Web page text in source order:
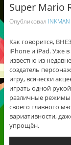
Super Mario
Опубликовал INKMAN
Как говорится,
iPhone и iPad. Уже в
известно из
создатель
игру, всячески
играть одной
различные режимы
своего главного
вариативности,
упрощён.